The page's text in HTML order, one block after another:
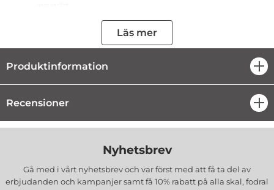
Med sin kompakta storlek och lätta design är denna powerbank lätt
att bära med sig i fickan eller väskan. Perfekt för resor, pendling och
andra tillfällen där du behöver säker strömförsörjning.
Avancerade Skyddsfunktioner
USAMS Powerbank är utrustad med flera säkerhetsfunktioner,
inklusive skydd mot överladdning, kortslutning och överhettning.
Detta säkerställer trygg och stabil laddning för dina enheter.
Kapacitet:9000 mAh
Effekt:
PD 20W, QC 3.0
Läs mer
Produktinformation
Recensioner
Nyhetsbrev
Gå med i vårt nyhetsbrev och var först med att få ta del av
erbjudanden och kampanjer samt få 10% rabatt på alla skal, fodral